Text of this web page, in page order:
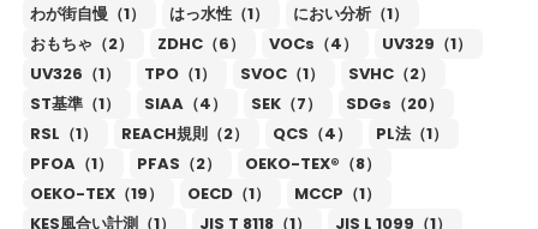
わが街自慢（1）
はっ水性（1）
におい分析（1）
おもちゃ（2）
ZDHC（6） VOCs（4）
UV329（1）
UV326（1）
TPO（1） SVOC（1）
SVHC（2）
ST基準（1）
SIAA（4） SEK（7）
SDGs（20）
RSL（1）
REACH規則（2） QCS（4）
PL法（1）
PFOA（1）
PFAS（2）
OEKO-TEX®（8）
OEKO-TEX（19）
OECD（1）
MCCP（1）
KES風合い計測（1）
JIS T 8118（1）
JIS L 1099（1）